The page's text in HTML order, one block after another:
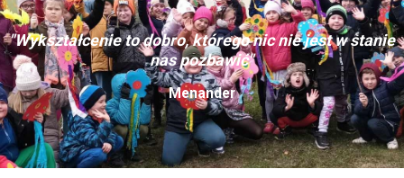
"Wykształcenie to dobro, którego nic nie jest w stanie
nas pozbawić"
Menander